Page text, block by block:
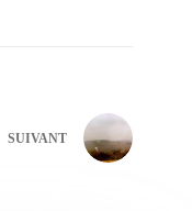
SUIVANT